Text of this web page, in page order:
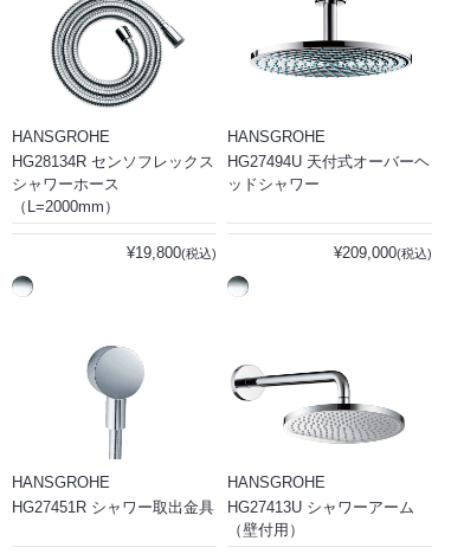
HANSGROHE
HG28134R センソフレックス
シャワーホース
（L=2000mm）
¥19,800(税込)
HANSGROHE
HG27494U 天付式オーバーヘ
ッドシャワー
¥209,000(税込)
HANSGROHE
HG27451R シャワー取出金具
HANSGROHE
HG27413U シャワーアーム
（壁付用）